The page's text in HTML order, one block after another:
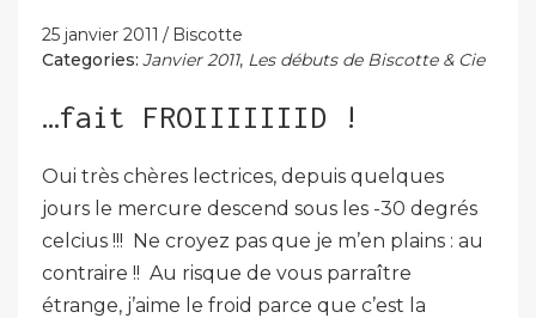
25 janvier 2011
Biscotte
Categories: Janvier 2011, Les débuts de Biscotte & Cie
…fait FROIIIIIIID !
Oui très chères lectrices, depuis quelques
jours le mercure descend sous les -30 degrés
celcius !!! Ne croyez pas que je m’en plains : au
contraire !! Au risque de vous parraître
étrange, j’aime le froid parce que c’est la